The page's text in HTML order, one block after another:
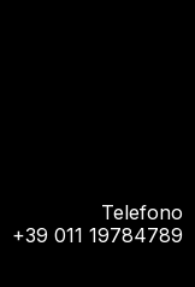
Telefono
+39 011 19784789